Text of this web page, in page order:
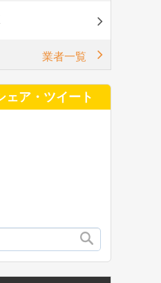
業者一覧
ェア・ツイート